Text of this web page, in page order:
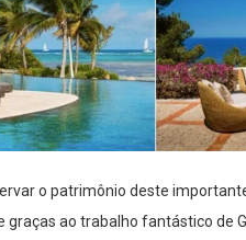
o patrimônio deste
graças ao trabalho fantástico de